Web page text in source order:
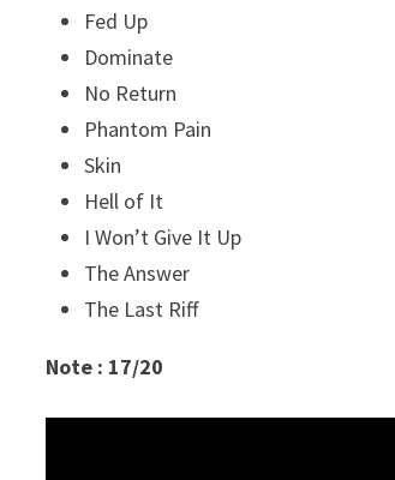
Fed Up
Dominate
No Return
Phantom Pain
Skin
Hell of It
I Won’t Give It Up
The Answer
The Last Riff
Note : 17/20